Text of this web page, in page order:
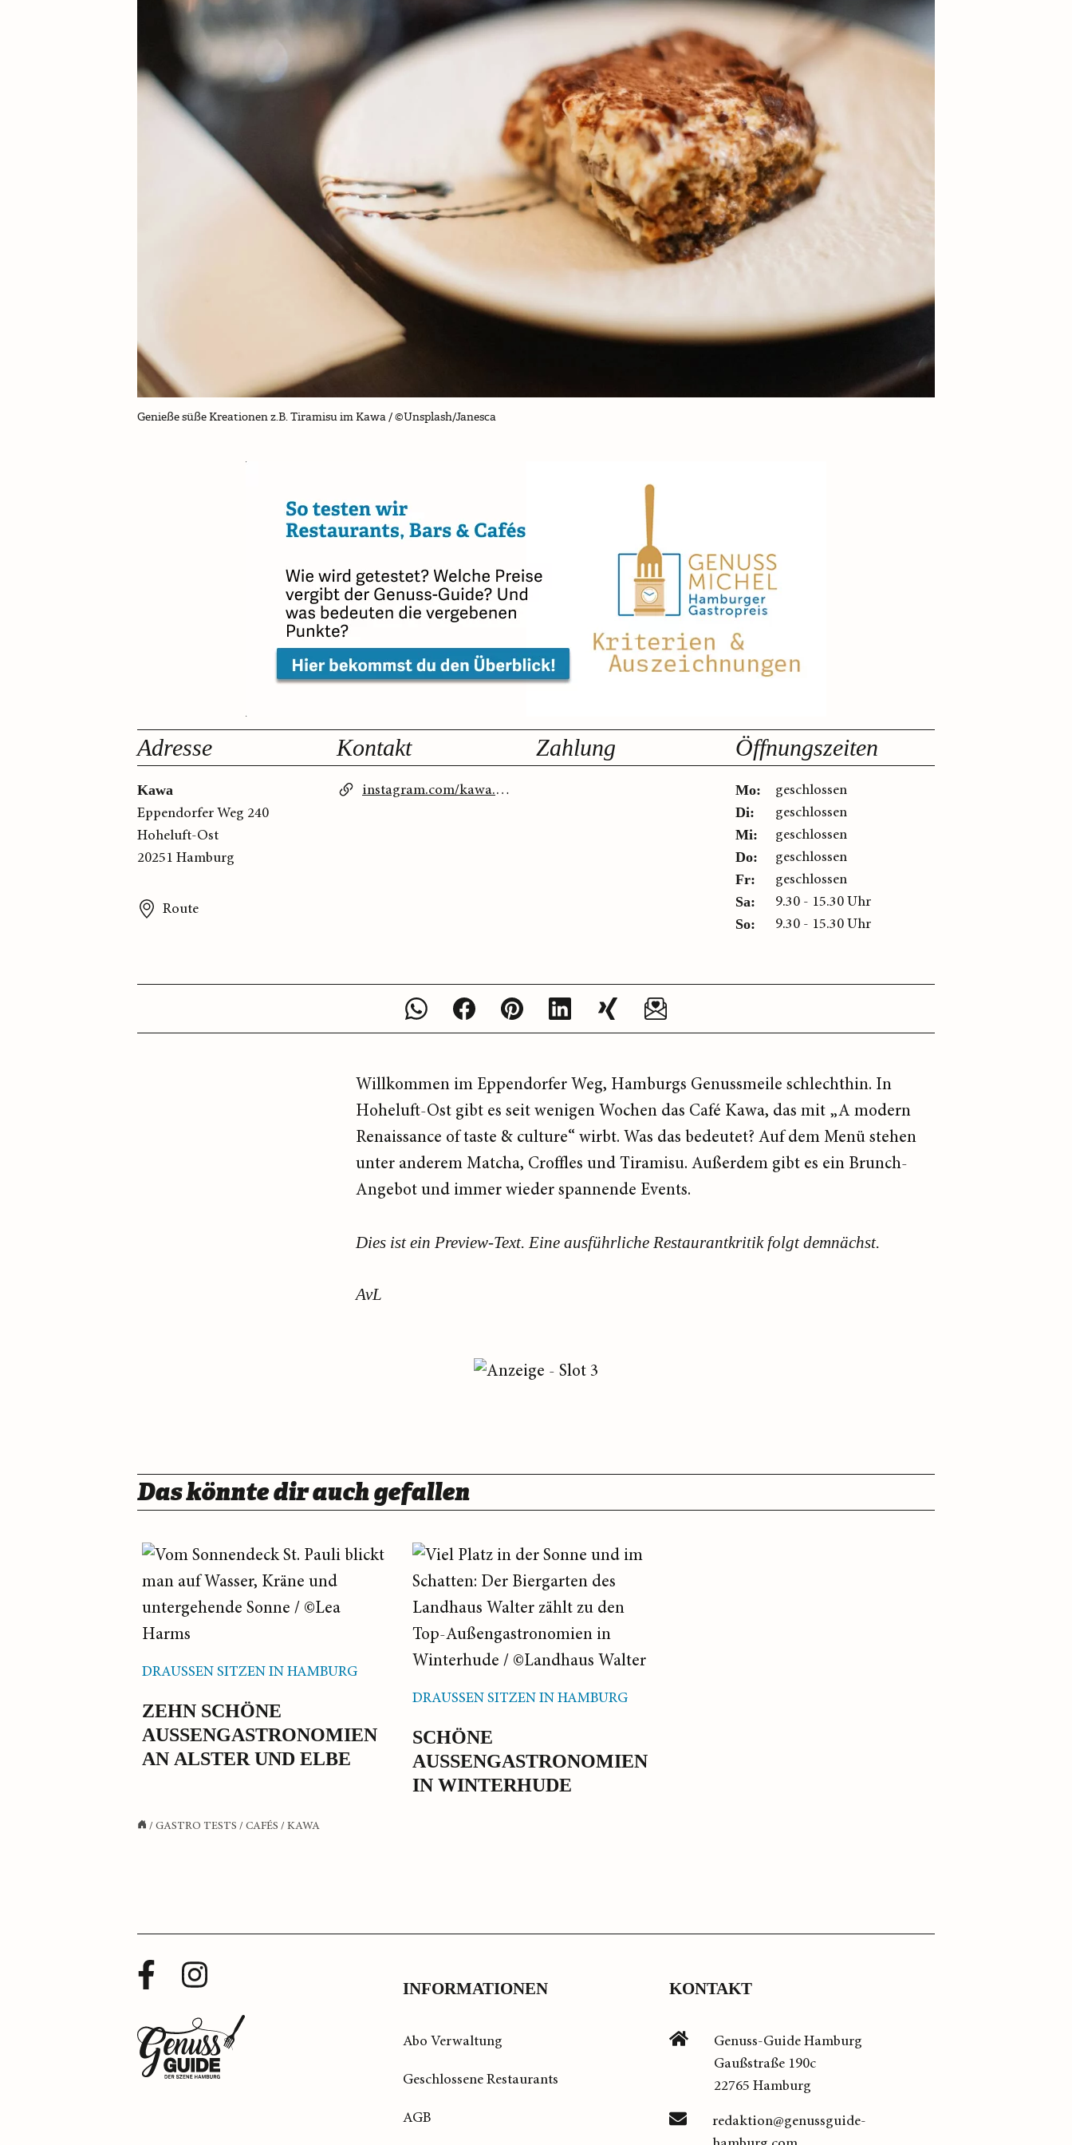
Genieße süße Kreationen z.B. Tiramisu im Kawa / ©Unsplash/Janesca
Adresse
Kawa
Eppendorfer Weg 240
Hoheluft-Ost
20251 Hamburg
Route
Kontakt
instagram.com/kawa.hamburg
Zahlung Öffnungszeiten
Mo: geschlossen
Di: geschlossen
Mi: geschlossen
Do: geschlossen
Fr: geschlossen
Sa: 9.30 - 15.30 Uhr
So: 9.30 - 15.30 Uhr
Willkommen im Eppendorfer Weg, Hamburgs Genussmeile schlechthin. In
Hoheluft-Ost gibt es seit wenigen Wochen das Café Kawa, das mit „A modern
Renaissance of taste & culture“ wirbt. Was das bedeutet? Auf dem Menü stehen
unter anderem Matcha, Croffles und Tiramisu. Außerdem gibt es ein Brunch-
Angebot und immer wieder spannende Events.
Dies ist ein Preview-Text. Eine ausführliche Restaurantkritik folgt demnächst.
AvL
Das könnte dir auch gefallen
DRAUSSEN SITZEN IN HAMBURG
ZEHN SCHÖNE
AUSSENGASTRONOMIEN A
N ALSTER UND ELBE
DRAUSSEN SITZEN IN HAMBURG
SCHÖNE
AUSSENGASTRONOMIEN I
N WINTERHUDE
/ GASTRO TESTS / CAFÉS / KAWA
Facebook
Profil
Instagram
Profil
Zurück
zur
Startseite
INFORMATIONEN
Abo Verwaltung
Geschlossene Restaurants
AGB
KONTAKT
Genuss-Guide Hamburg
Gaußstraße 190c
22765 Hamburg
redaktion@genussguide-